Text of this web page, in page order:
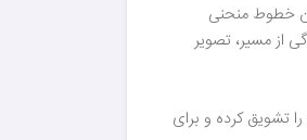
خطوط منحنی
از مسیر، تصویر
او را تشویق کرده و برای